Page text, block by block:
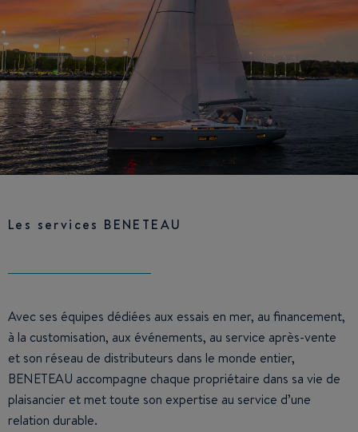
Les services BENETEAU
Avec ses équipes dédiées aux essais en mer, au financement,
à la customisation, aux événements, au service après-vente
et son réseau de distributeurs dans le monde entier,
BENETEAU accompagne chaque propriétaire dans sa vie de
plaisancier et met toute son expertise au service d’une
relation durable.